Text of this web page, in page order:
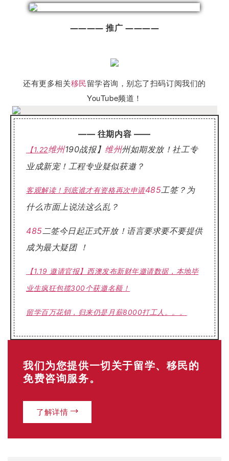
———— 推广 ————
还有更多相关移民留学咨询，别忘了扫码订阅我们的
YouTube频道！
—— 往期内容 ——
【1.22维州190战报】 维州州如期发放！社工专
业成新宠！工程专业疑似获邀？
客观解读！到底谁才有资格再次申请485工签？为
什么市面上说法这么乱？
485 二签今日起正式开放！语言要求要不要提供
成为最大疑团 ！
【1.19 邀请官报】西澳发布新财年邀请数据，本地毕
业生疯狂包揽300个获邀名额！
留学百万花销，归来仍是月薪8000打工人。。。
我们为您提供一切关于留学、移民的
免费咨询服务。
了解详情